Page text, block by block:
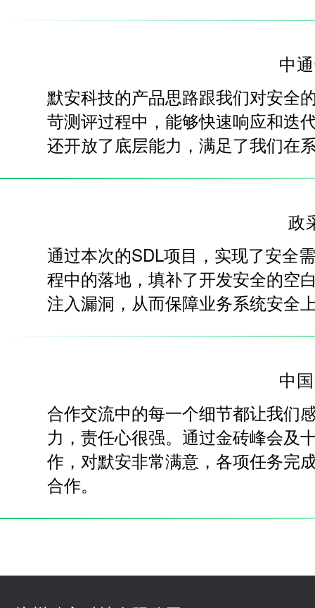
中
默安科技的产品思路跟我们对安全
苛测评过程中，能够快速响应和迭
还开放了底层能力，满足了我们在
政
通过本次的SDL项目，实现了安全
程中的落地，填补了开发安全的空
注入漏洞，从而保障业务系统安全
中
合作交流中的每一个细节都让我们
力，责任心很强。通过金砖峰会及
作，对默安非常满意，各项任务完
合作。